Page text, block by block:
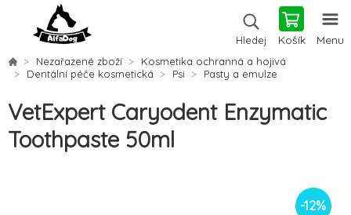
Hledej Košík Menu
Nezařazené zboží
Kosmetika ochranná a hojivá
Dentální péče kosmetická
Psi Pasty a emulze
VetExpert Caryodent Enzymatic
Toothpaste 50ml
-12%